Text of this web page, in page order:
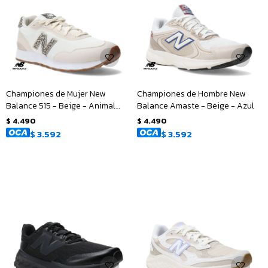
Championes de Mujer New
Balance 515 - Beige - Animal
Print
$ 4.490
$3.592
Championes de Hombre New
Balance Amaste - Beige - Azul
$ 4.490
$3.592